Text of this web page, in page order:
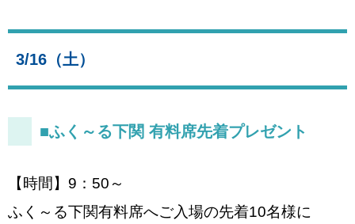
3/16（土）
■ふく～る下関 有料席先着プレゼント
【時間】9：50～
ふく～る下関有料席へご入場の先着10名様に